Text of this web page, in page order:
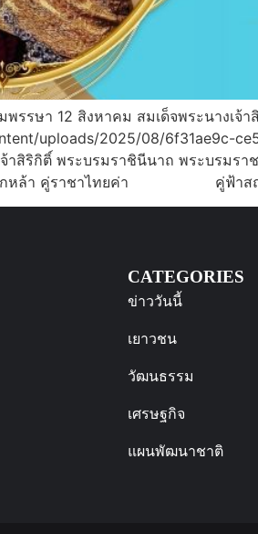
พรรษา 12 สิงหาคม สมเด็จพระนางเ
uploads/2025/08/6f31ae9c-
งเจ้าสิริกิติ์ พระบรมราชินีนาถ พ
ล้า คู่ราชาไทยค่า คู่ฟ้าสถ
CATEGORIES
ข่าววันนี้
เยาวชน
วัฒนธรรม
เศรษฐกิจ
แผนพัฒนาชาติ